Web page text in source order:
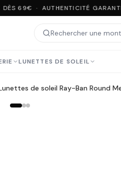
69€ · AUTHENTICITÉ
LUNETTES DE SOLEIL
de soleil Ray-Ban Round